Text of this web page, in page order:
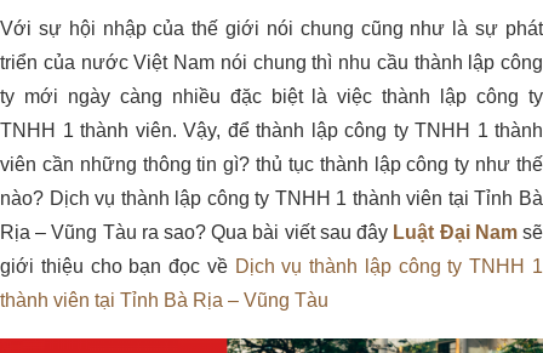
Với sự hội nhập của thế giới nói chung cũng như là sự phát
triển của nước Việt Nam nói chung thì nhu cầu thành lập công
ty mới ngày càng nhiều đặc biệt là việc thành lập công ty
TNHH 1 thành viên. Vậy, để thành lập công ty TNHH 1 thành
viên cần những thông tin gì? thủ tục thành lập công ty như thế
nào? Dịch vụ thành lập công ty TNHH 1 thành viên tại Tỉnh Bà
Rịa – Vũng Tàu ra sao? Qua bài viết sau đây Luật Đại Namsẽ
giới thiệu cho bạn đọc về Dịch vụ thành lập công ty TNHH 1
thành viên tại Tỉnh Bà Rịa – Vũng Tàu